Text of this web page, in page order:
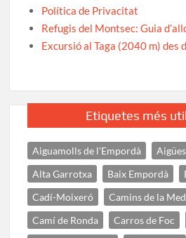
Política de Privacitat
Refugis del Montsec: Guia
Excursió al Taga (2040 m) des
Etiquetes més
Aiguamolls de l'Empordà
Alta Garrotxa
Baix Empordà
Cadí-Moixeró
Camins de la
Camí de Ronda
Carros de Foc